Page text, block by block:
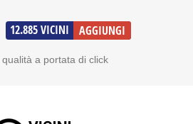
12.885 VICINI AGGIUNGI
qualità a portata di click